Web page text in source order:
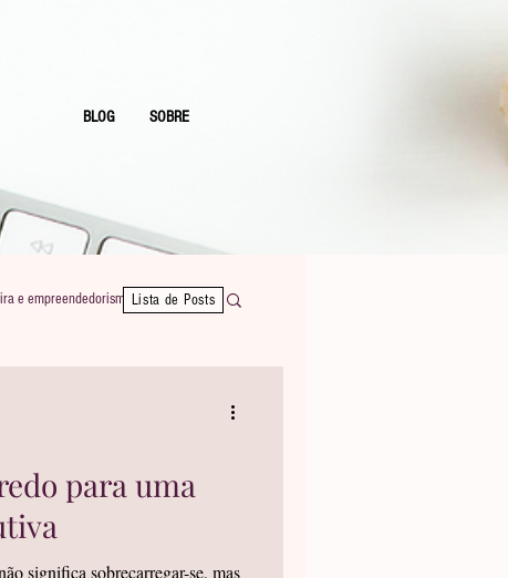
BLOG SOBRE
e empreendedorismo
para uma
significa sobrecarregar-se, mas
Lista de Posts